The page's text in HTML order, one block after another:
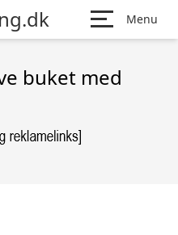
Menu
buket med